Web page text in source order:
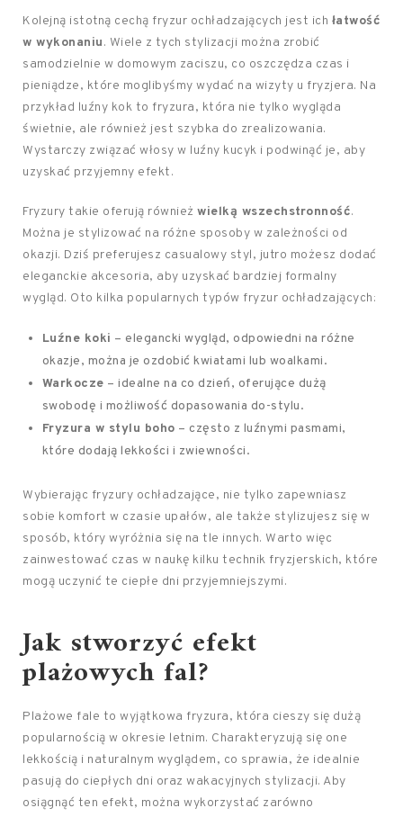
Kolejną istotną cechą fryzur ochładzających jest ich łatwość
w wykonaniu. Wiele z tych stylizacji można zrobić
samodzielnie w domowym zaciszu, co oszczędza czas i
pieniądze, które moglibyśmy wydać na wizyty u fryzjera. Na
przykład luźny kok to fryzura, która nie tylko wygląda
świetnie, ale również jest szybka do zrealizowania.
Wystarczy związać włosy w luźny kucyk i podwinąć je, aby
uzyskać przyjemny efekt.
Fryzury takie oferują również wielką wszechstronność.
Można je stylizować na różne sposoby w zależności od
okazji. Dziś preferujesz casualowy styl, jutro możesz dodać
eleganckie akcesoria, aby uzyskać bardziej formalny
wygląd. Oto kilka popularnych typów fryzur ochładzających:
Luźne koki – elegancki wygląd, odpowiedni na różne
okazje, można je ozdobić kwiatami lub woalkami.
Warkocze – idealne na co dzień, oferujące dużą
swobodę i możliwość dopasowania do-stylu.
Fryzura w stylu boho – często z luźnymi pasmami,
które dodają lekkości i zwiewności.
Wybierając fryzury ochładzające, nie tylko zapewniasz
sobie komfort w czasie upałów, ale także stylizujesz się w
sposób, który wyróżnia się na tle innych. Warto więc
zainwestować czas w naukę kilku technik fryzjerskich, które
mogą uczynić te ciepłe dni przyjemniejszymi.
Jak stworzyć efekt
plażowych fal?
Plażowe fale to wyjątkowa fryzura, która cieszy się dużą
popularnością w okresie letnim. Charakteryzują się one
lekkością i naturalnym wyglądem, co sprawia, że idealnie
pasują do ciepłych dni oraz wakacyjnych stylizacji. Aby
osiągnąć ten efekt, można wykorzystać zarówno